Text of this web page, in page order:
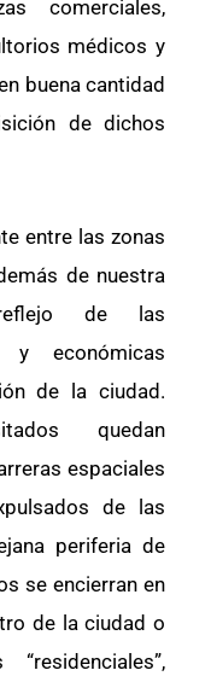
comerciales,
médicos y
buena cantidad
de dichos
entre las zonas
de nuestra
de las
y económicas
de la ciudad.
quedan
espaciales
de las
periferia de
se encierran en
de la ciudad o